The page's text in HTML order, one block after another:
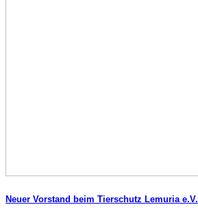
Neuer Vorstand beim Tierschutz Lemuria e.V.